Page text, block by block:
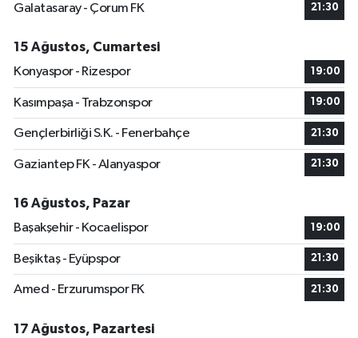
Galatasaray - Çorum FK
21:30
15 Ağustos, Cumartesi
Konyaspor - Rizespor
19:00
Kasımpaşa - Trabzonspor 19:00
Gençlerbirliği S.K. - Fenerbahçe 21:30
Gaziantep FK - Alanyaspor 21:30
16 Ağustos, Pazar
Başakşehir - Kocaelispor
19:00
Beşiktaş - Eyüpspor 21:30
Amed - Erzurumspor FK 21:30
17 Ağustos, Pazartesi